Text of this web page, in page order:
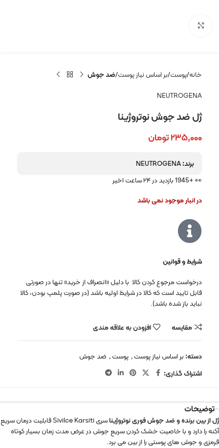
خانه پوست بر اساس نیاز پوست ضد جوش
NEUTROGENA
ژل ضد جوش نوتروژینا
۲۳۵,۰۰۰تومان
برند:
👀 +1945 بازدید در ۲۴ ساعت اخیر
در انبار موجود نمی باشد
شرایط و قوانین
درخواست مرجوع کردن کالا با دلیل «انصراف از خرید» تنها در صورتی
قابل تایید است که کالا در شرایط اولیه باشد (در صورت پلمپ بودن، کالا
نباید باز شده باشد).
مقایسه افزودن به علاقه مندی
دسته: بر اساس نیاز پوست, پوست, ضد جوش
اشتراک گذاری:
توضیحات
ژل از بین برنده و ضد جوش فوری نوتروژینا
سری Sivilce Karsiti قابلیت درمان سریع
آکنه را دارد و با خاصیت خشک کردن سریع جوش در عرض مدت زمان بسیار کوتاه
قرمزی و جوش های پوستی را از بین می برد.